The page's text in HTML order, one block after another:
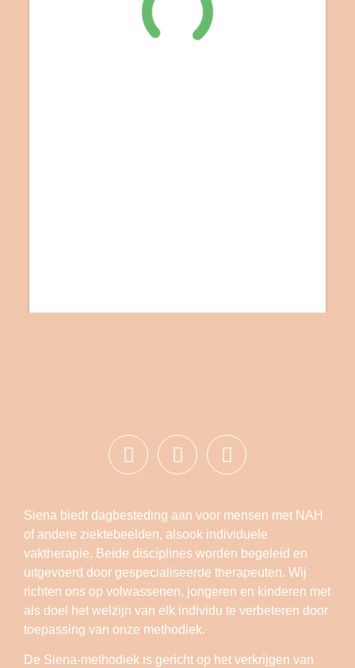
Siena biedt dagbesteding aan voor mensen met NAH
of andere ziektebeelden, alsook individuele
vaktherapie. Beide disciplines worden begeleid en
uitgevoerd door gespecialiseerde therapeuten. Wij
richten ons op volwassenen, jongeren en kinderen met
als doel het welzijn van elk individu te verbeteren door
toepassing van onze methodiek.
De Siena-methodiek is gericht op het verkrijgen van